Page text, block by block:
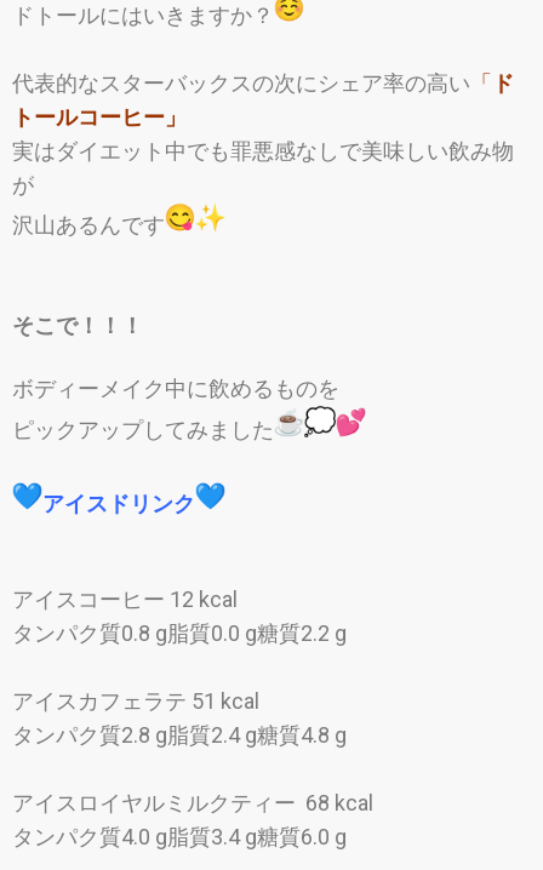
ドトールにはいきますか？
代表的なスターバックスの次にシェア率の高い 「 ド
トールコーヒー」
実はダイエット中でも罪悪感なしで美味しい飲み物
が
沢山あるんです
そこで！！！
ボディーメイク中に飲めるものを
ピックアップしてみました
アイスドリンク
アイスコーヒー 12 kcal
タンパク質0.8 g脂質0.0 g糖質2.2 g
アイスカフェラテ 51 kcal
タンパク質2.8 g脂質2.4 g糖質4.8 g
アイスロイヤルミルクティー 68 kcal
タンパク質4.0 g脂質3.4 g糖質6.0 g